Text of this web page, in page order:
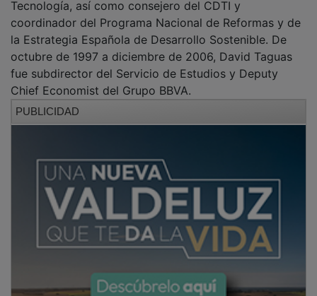
Tecnología, así como consejero del CDTI y
coordinador del Programa Nacional de Reformas y de
la Estrategia Española de Desarrollo Sostenible. De
octubre de 1997 a diciembre de 2006, David Taguas
fue subdirector del Servicio de Estudios y Deputy
Chief Economist del Grupo BBVA.
PUBLICIDAD